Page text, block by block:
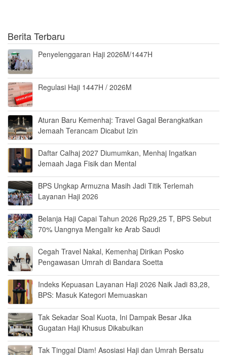
Berita Terbaru
Penyelenggaran Haji 2026M/1447H
Regulasi Haji 1447H / 2026M
Aturan Baru Kemenhaj: Travel Gagal Berangkatkan
Jemaah Terancam Dicabut Izin
Daftar Calhaj 2027 Diumumkan, Menhaj Ingatkan
Jemaah Jaga Fisik dan Mental
BPS Ungkap Armuzna Masih Jadi Titik Terlemah
Layanan Haji 2026
Belanja Haji Capai Tahun 2026 Rp29,25 T, BPS Sebut
70% Uangnya Mengalir ke Arab Saudi
Cegah Travel Nakal, Kemenhaj Dirikan Posko
Pengawasan Umrah di Bandara Soetta
Indeks Kepuasan Layanan Haji 2026 Naik Jadi 83,28,
BPS: Masuk Kategori Memuaskan
Tak Sekadar Soal Kuota, Ini Dampak Besar Jika
Gugatan Haji Khusus Dikabulkan
Tak Tinggal Diam! Asosiasi Haji dan Umrah Bersatu